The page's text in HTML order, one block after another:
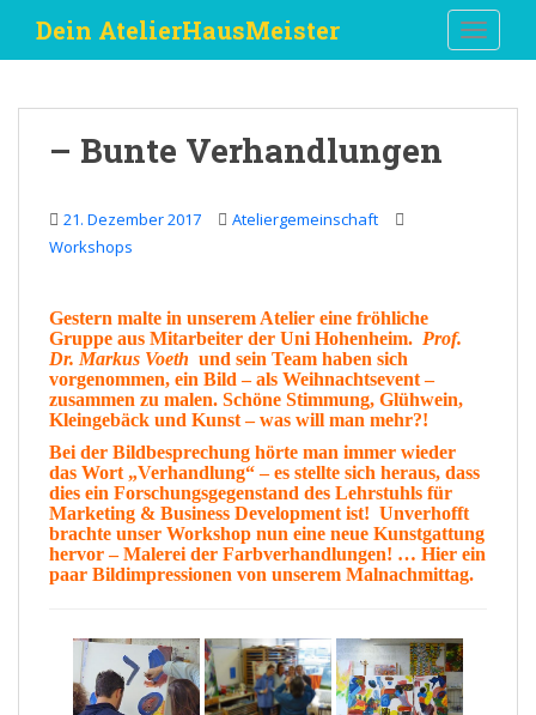
i
Dein AtelierHausMeister
– Bunte Verhandlungen
21. Dezember 2017
Ateliergemeinschaft
Workshops
Gestern malte in unserem Atelier eine fröhliche
Gruppe aus Mitarbeiter der Uni Hohenheim. Prof.
Dr. Markus Voeth und sein Team haben sich
vorgenommen, ein Bild – als Weihnachtsevent–
zusammen zu malen. Schöne Stimmung, Glühwein,
Kleingebäck und Kunst –was will man mehr?!
Bei der Bildbesprechung hörte man immer wieder
das Wort „Verhandlung“ – es stellte sich heraus, dass
dies ein Forschungsgegenstand des Lehrstuhls für
Marketing & Business Development ist! Unverhofft
brachte unser Workshop nun eine neue Kunstgattung
hervor –Malerei der Farbverhandlungen! … Hier ein
paar Bildimpressionen von unserem Malnachmittag.